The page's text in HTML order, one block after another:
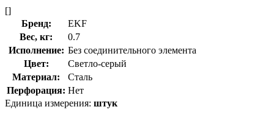
[]
Бренд:
EKF
Вес, кг:
0.7
Исполнение: Без соединительного элемента
Цвет:
Светло-серый
Материал:
Сталь
Перфорация: Нет
Единица измерения: штук